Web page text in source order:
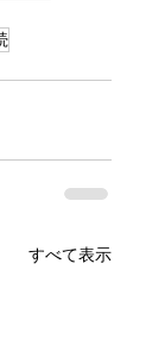
すべて表示